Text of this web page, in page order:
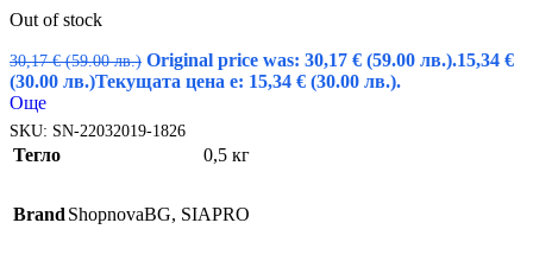
Out of stock
30,17€ (59.00 лв.) Original price was: 30,17 € (59.00 лв.).15,34 €
(30.00 лв.)Текущата цена е: 15,34 € (30.00 лв.).
Още
SKU: SN-22032019-1826
Тегло 0,5 кг
Brand ShopnovaBG, SIAPRO